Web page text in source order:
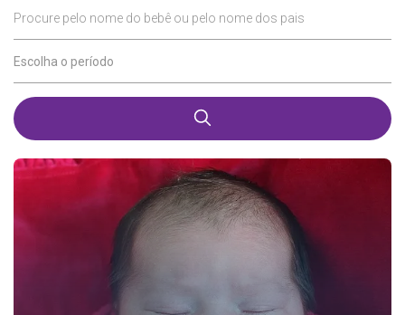
Procure pelo nome do bebê ou pelo nome dos pais
Escolha o período